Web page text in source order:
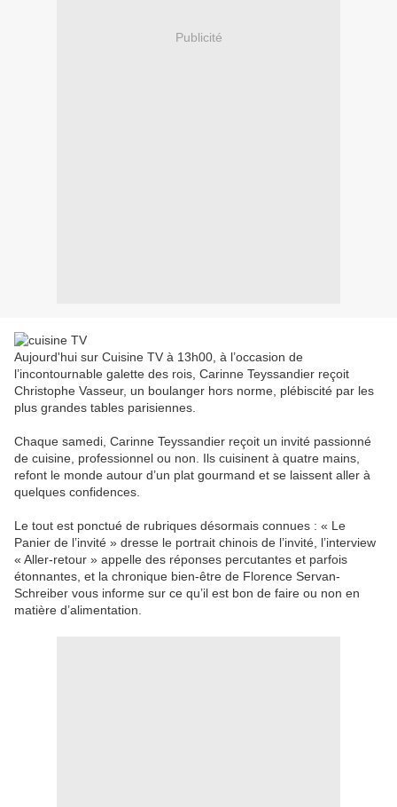
Publicité
Aujourd'hui sur Cuisine TV à 13h00, à l’occasion de
l’incontournable galette des rois, Carinne Teyssandier reçoit
Christophe Vasseur, un boulanger hors norme, plébiscité par les
plus grandes tables parisiennes.
Chaque samedi, Carinne Teyssandier reçoit un invité passionné
de cuisine, professionnel ou non. Ils cuisinent à quatre mains,
refont le monde autour d’un plat gourmand et se laissent aller à
quelques confidences.
Le tout est ponctué de rubriques désormais connues : « Le
Panier de l’invité » dresse le portrait chinois de l’invité, l’interview
« Aller-retour » appelle des réponses percutantes et parfois
étonnantes, et la chronique bien-être de Florence Servan-
Schreiber vous informe sur ce qu’il est bon de faire ou non en
matière d’alimentation.